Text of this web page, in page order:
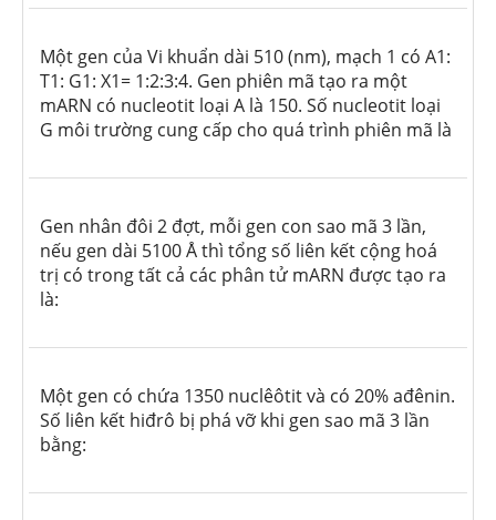
Một gen của Vi khuẩn dài 510 (nm), mạch 1 có A1:
T1: G1: X1= 1:2:3:4. Gen phiên mã tạo ra một
mARN có nucleotit loại A là 150. Số nucleotit loại
G môi trường cung cấp cho quá trình phiên mã là
Gen nhân đôi 2 đợt, mỗi gen con sao mã 3 lần,
nếu gen dài 5100Åthì tổng số liên kết cộng hoá
trị có trong tất cả các phân tử mARN được tạo ra
là:
Một gen có chứa 1350 nuclêôtit và có 20% ađênin.
Số liên kết hiđrô bị phá vỡ khi gen sao mã 3 lần
bằng: